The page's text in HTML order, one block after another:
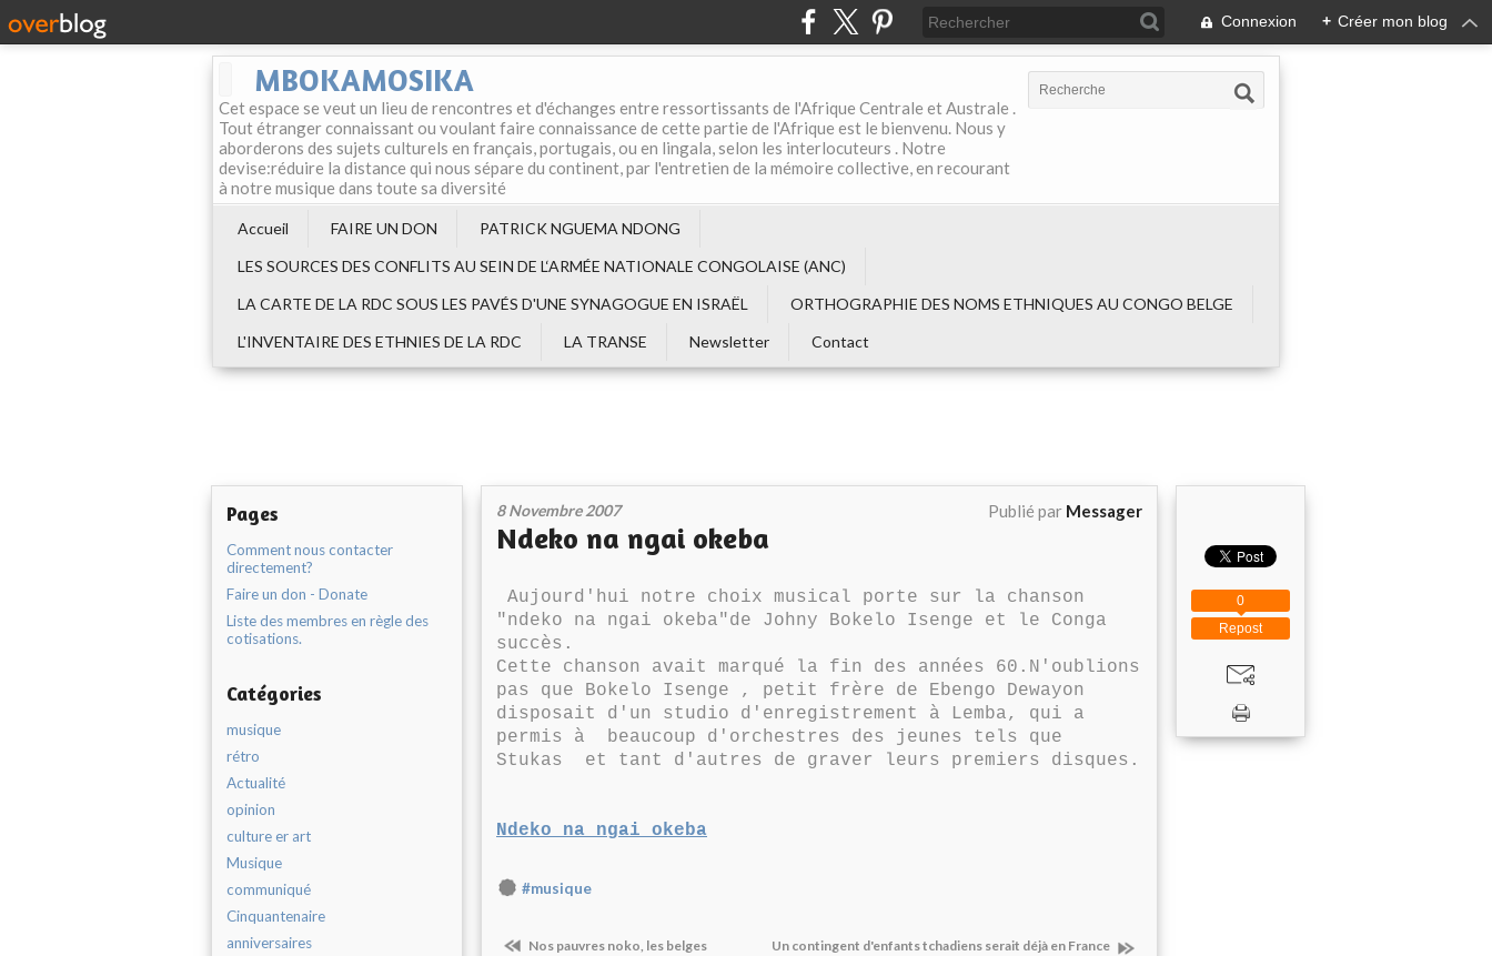
Connexion + Créer mon blog
MBOKAMOSIKA
Cet espace se veut un lieu de rencontres et d'échanges entre ressortissants de l'Afrique Centrale et Australe .
Tout étranger connaissant ou voulant faire connaissance de cette partie de l'Afrique est le bienvenu. Nous y
aborderons des sujets culturels en français, portugais, ou en lingala, selon les interlocuteurs . Notre
devise:réduire la distance qui nous sépare du continent, par l'entretien de la mémoire collective, en recourant
à notre musique dans toute sa diversité
Accueil FAIRE UN DON
PATRICK NGUEMA NDONG
LES SOURCES DES CONFLITS AU SEIN DE L‘ARMÉE NATIONALE CONGOLAISE (ANC)
LA CARTE DE LA RDC SOUS LES PAVÉS D'UNE SYNAGOGUE EN ISRAËL
ORTHOGRAPHIE DES NOMS ETHNIQUES AU CONGO BELGE
L'INVENTAIRE DES ETHNIES DE LA RDC
LA TRANSE Newsletter Contact
Pages
Comment nous contacter
directement?
Faire un don - Donate
Liste des membres en règle des
cotisations.
Catégories
musique
rétro
Actualité
opinion
culture er art
Musique
communiqué
Cinquantenaire
anniversaires
8 Novembre 2007 Publié par Messager
Ndeko na ngai okeba
Aujourd'hui notre choix musical porte sur la chanson
"ndeko na ngai okeba"de Johny Bokelo Isenge et le Conga
succès.
Cette chanson avait marqué la fin des années 60.N'oublions
pas que Bokelo Isenge , petit frère de Ebengo Dewayon
disposait d'un studio d'enregistrement à Lemba, qui a
permis à beaucoup d'orchestres des jeunes tels que
Stukas et tant d'autres de graver leurs premiers disques.
Ndeko na ngai okeba
#musique
Nos pauvres noko, les belges Un contingent d'enfants tchadiens serait déjà en France
Repost
0